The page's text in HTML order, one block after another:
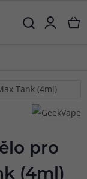
pro
(4ml)